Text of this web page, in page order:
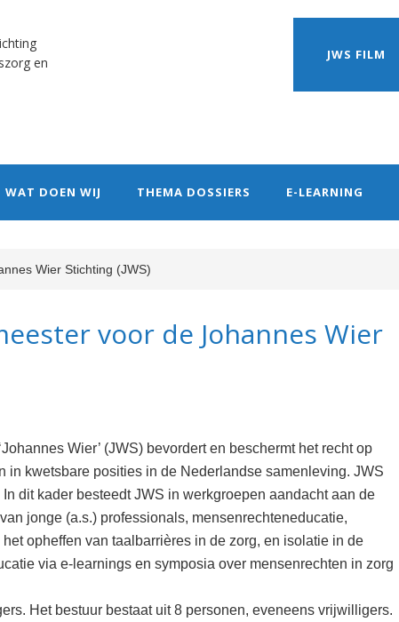
en
JWS FILM
WAT DOEN WIJ THEMA DOSSIERS E-LEARNING
Wier Stichting (JWS)
voor de Johannes Wier
Wier’ (JWS) bevordert en beschermt het recht op
in kwetsbare posities in de Nederlandse samenleving. JWS
dit kader besteedt JWS in werkgroepen aandacht aan de
jonge (a.s.) professionals, mensenrechteneducatie,
opheffen van taalbarrières in de zorg, en isolatie in de
via e-learnings en symposia over mensenrechten in zorg
Het bestuur bestaat uit 8 personen, eveneens vrijwilligers.